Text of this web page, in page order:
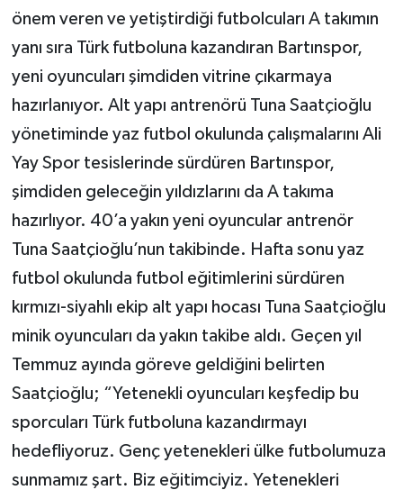
önem veren ve yetiştirdiği futbolcuları A takımın
yanı sıra Türk futboluna kazandıran Bartınspor,
yeni oyuncuları şimdiden vitrine çıkarmaya
hazırlanıyor. Alt yapı antrenörü Tuna Saatçioğlu
yönetiminde yaz futbol okulunda çalışmalarını Ali
Yay Spor tesislerinde sürdüren Bartınspor,
şimdiden geleceğin yıldızlarını da A takıma
hazırlıyor. 40’a yakın yeni oyuncular antrenör
Tuna Saatçioğlu’nun takibinde. Hafta sonu yaz
futbol okulunda futbol eğitimlerini sürdüren
kırmızı-siyahlı ekip alt yapı hocası Tuna Saatçioğlu
minik oyuncuları da yakın takibe aldı. Geçen yıl
Temmuz ayında göreve geldiğini belirten
Saatçioğlu; “Yetenekli oyuncuları keşfedip bu
sporcuları Türk futboluna kazandırmayı
hedefliyoruz. Genç yetenekleri ülke futbolumuza
sunmamız şart. Biz eğitimciyiz. Yetenekleri